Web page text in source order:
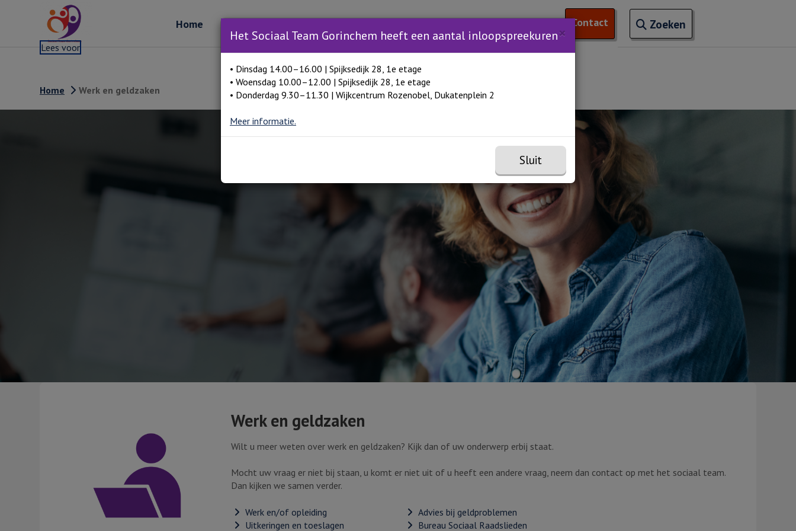
Home Toon meer menu items van 'Trainingen'
Contact Zoeken
Lees voor
Zoeken
Zoeken naar ingevoerde termen
Home Werk en geldzaken
Werk en geldzaken
Wilt u meer weten over werk en geldzaken? Kijk dan of uw onderwerp erbij staat.
Mocht uw vraag er niet bij staan, u komt er niet uit of u heeft een andere vraag, neem dan contact op met het sociaal team.
Dan kijken we samen verder.
Werk en/of opleiding
Uitkeringen en toeslagen
Advies bij geldproblemen
Bureau Sociaal Raadslieden
×
Het Sociaal Team Gorinchem heeft een aantal inloopspreekuren
• Dinsdag 14.00–16.00 | Spijksedijk 28, 1e etage
• Woensdag 10.00–12.00 | Spijksedijk 28, 1e etage
• Donderdag 9.30–11.30 | Wijkcentrum Rozenobel, Dukatenplein 2
Meer informatie.
Sluit